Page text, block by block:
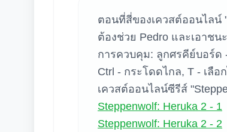
ค้
ตอนที่สี่ของเควสต์ออนไลน์
ต้องช่วย Pedro และเอาชน
การควบคุม: ลูกศรคีย์บอร์ด
Ctrl - กระโดดไกล, T - เลือ
เควสต์ออนไลน์ซีรีส์
Steppenwolf: Heruka 2 - 1
Steppenwolf: Heruka 2 - 2